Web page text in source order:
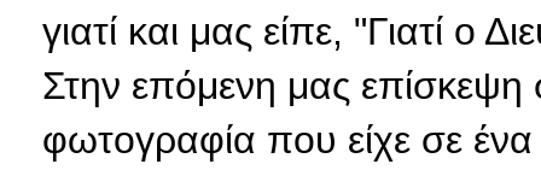
γιατί και μας είπε, "Γιατί ο
Στην επόμενη μας επίσκεψη
φωτογραφία που είχε σε ένα